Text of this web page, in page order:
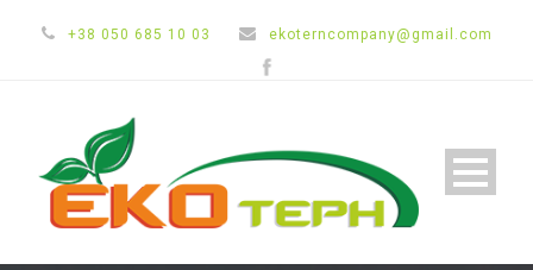
+38 050 685 10 03 ekoterncompany@gmail.com